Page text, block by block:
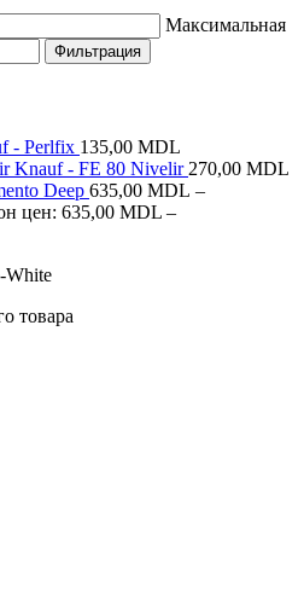
Максимальная
Фильтрация
- Perlfix 135,00 MDL
Knauf - FE 80 Nivelir 270,00 MDL
Deep 635,00 MDL –
цен: 635,00 MDL –
White
товара